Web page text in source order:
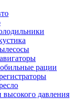
рации
давления